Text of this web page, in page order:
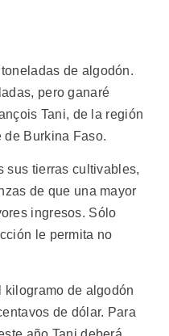
de algodón.
pero ganaré
Tani, de la región
de Burkina Faso.
sus tierras cultivables,
de que una mayor
ingresos. Sólo
le permita no
kilogramo de algodón
de dólar. Para